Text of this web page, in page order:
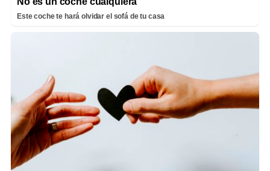
Este coche te hará olvidar el sofá de tu casa